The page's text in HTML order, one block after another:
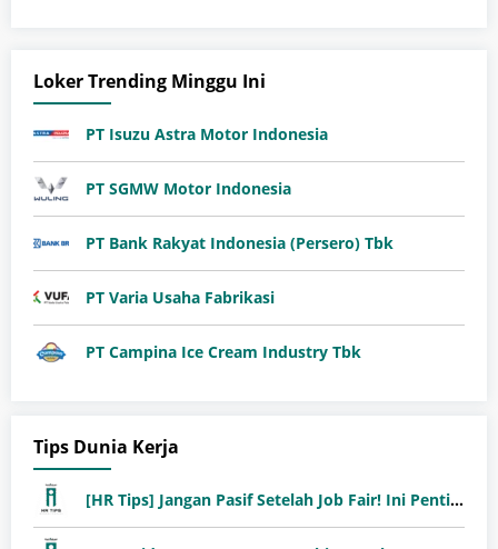
Loker Trending Minggu Ini
PT Isuzu Astra Motor Indonesia
PT SGMW Motor Indonesia
PT Bank Rakyat Indonesia (Persero) Tbk
PT Varia Usaha Fabrikasi
PT Campina Ice Cream Industry Tbk
Tips Dunia Kerja
[HR Tips] Jangan Pasif Setelah Job Fair! Ini Pentingnya Follow-Up Setelah Job Fair